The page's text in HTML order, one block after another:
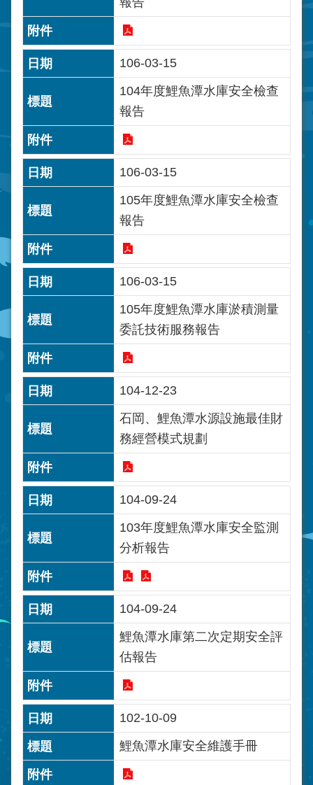
106-03-15
104年度鯉魚潭水庫安全檢查
報告
106-03-15
105年度鯉魚潭水庫安全檢查
報告
106-03-15
105年度鯉魚潭水庫淤積測量
委託技術服務報告
104-12-23
石岡、鯉魚潭水源設施最佳財
務經營模式規劃
104-09-24
103年度鯉魚潭水庫安全監測
分析報告
104-09-24
鯉魚潭水庫第二次定期安全評
估報告
102-10-09
鯉魚潭水庫安全維護手冊